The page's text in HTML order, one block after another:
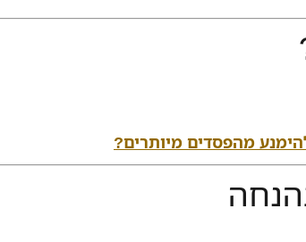
מהפסדים מיותרים?